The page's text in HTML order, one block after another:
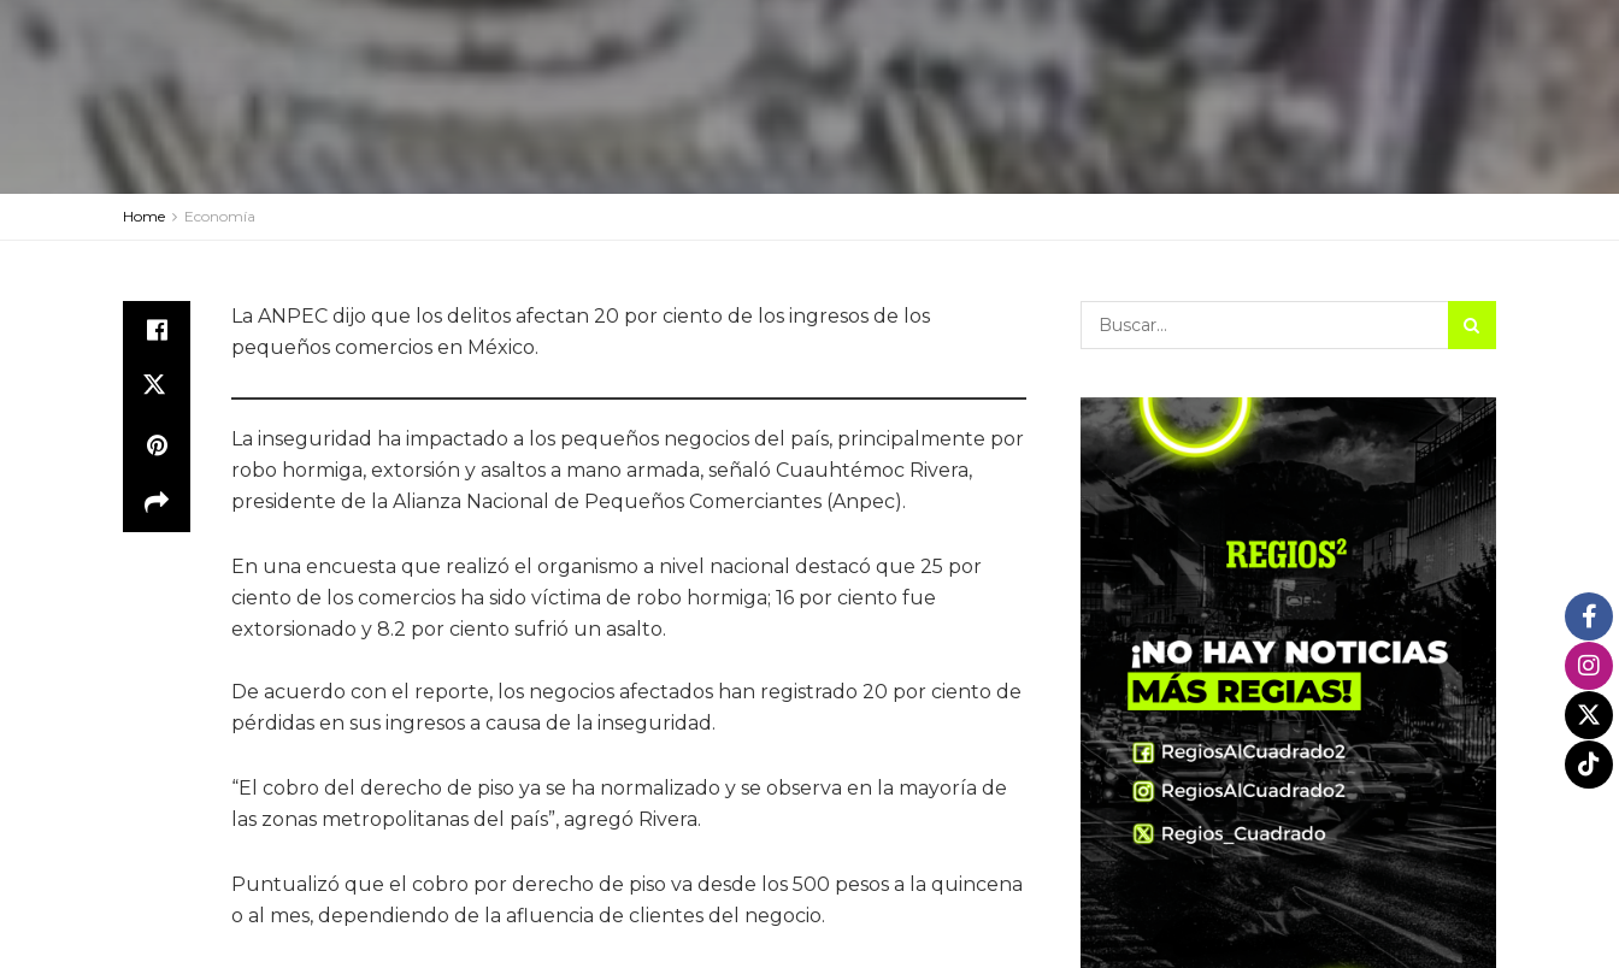
Home Economía
La ANPEC dijo que los delitos afectan 20 por ciento de los ingresos de los
pequeños comercios en México.
La inseguridad ha impactado a los pequeños negocios del país, principalmente por
robo hormiga, extorsión y asaltos a mano armada, señaló Cuauhtémoc Rivera,
presidente de la Alianza Nacional de Pequeños Comerciantes (Anpec).
En una encuesta que realizó el organismo a nivel nacional destacó que 25 por
ciento de los comercios ha sido víctima de robo hormiga; 16 por ciento fue
extorsionado y 8.2 por ciento sufrió un asalto.
De acuerdo con el reporte, los negocios afectados han registrado 20 por ciento de
pérdidas en sus ingresos a causa de la inseguridad.
“El cobro del derecho de piso ya se ha normalizado y se observa en la mayoría de
las zonas metropolitanas del país”, agregó Rivera.
Puntualizó que el cobro por derecho de piso va desde los 500 pesos a la quincena
o al mes, dependiendo de la afluencia de clientes del negocio.